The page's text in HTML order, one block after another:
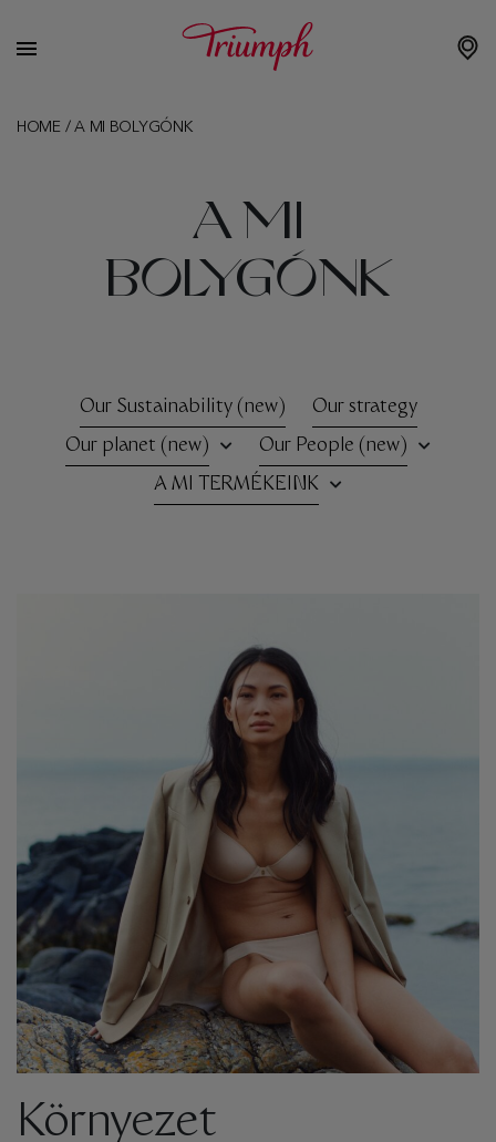
HOME/A MI BOLYGÓNK
A MI
BOLYGÓNK
Our Sustainability (new) Our strategy
Our planet (new) Our People (new)
A MI TERMÉKEINK
Környezet